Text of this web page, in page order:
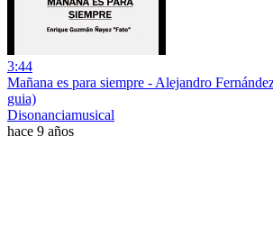
3:44
Mañana es para siempre - Alejandro
guia)
Disonanciamusical
hace 9 años